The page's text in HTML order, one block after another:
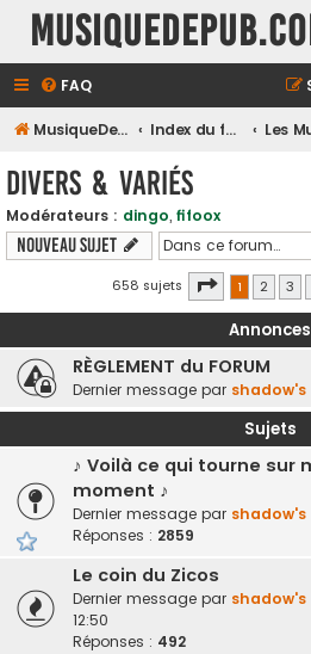
FAQ
MusiqueDePub.com Index du forum
Divers & Variés
Modérateurs : dingo, fifoox
Nouveau sujet
658 sujets Page 1sur17
1 2 3
Annonces
RÈGLEMENT du FORUM
Dernier message par shadow's
Sujets
♪ Voilà ce qui tourne sur
moment ♪
Dernier message par shadow's
Réponses : 2859
Le coin du Zicos
Dernier message par shadow's
12:50
Réponses : 492